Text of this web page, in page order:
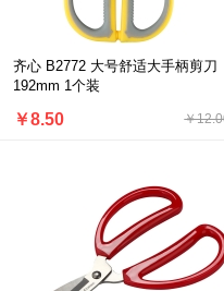
齐心 B2772 大号舒适大手柄剪刀
192mm 1个装
￥
￥8.50